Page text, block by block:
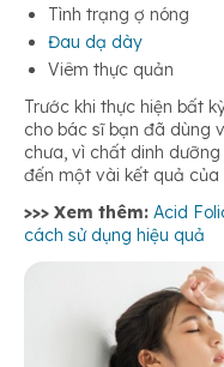
Tình trạng ợ nóng
Đau dạ dày
Viêm thực quản
Trước khi thực hiện bất
cho bác sĩ bạn đã dùng
chưa, vì chất dinh
đến một vài kết quả của
>>> Xem thêm: Acid
cách sử dụng hiệu quả